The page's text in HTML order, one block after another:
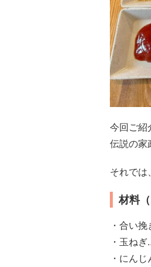
今回ご紹
伝説の家
それでは
材料（
・合い
・玉ね
・にん